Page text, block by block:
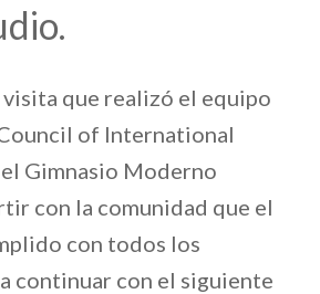
visita que realizó el equipo
of International
el Gimnasio Moderno
con la comunidad que el
con todos los
continuar con el siguiente